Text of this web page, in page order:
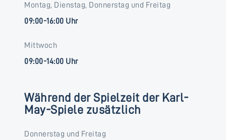
Montag, Dienstag, Donnerstag und Freitag
09:00-16:00 Uhr
Mittwoch
09:00-14:00 Uhr
Während der Spielzeit der Karl-
May-Spiele zusätzlich
Donnerstag und Freitag